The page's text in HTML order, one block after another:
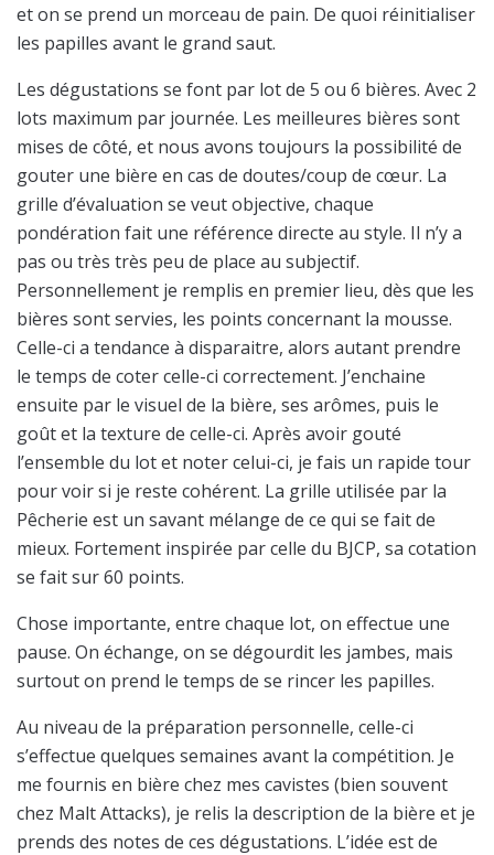
et on se prend un morceau de pain. De quoi réinitialiser
les papilles avant le grand saut.
Les dégustations se font par lot de 5 ou 6 bières. Avec 2
lots maximum par journée. Les meilleures bières sont
mises de côté, et nous avons toujours la possibilité de
gouter une bière en cas de doutes/coup de cœur. La
grille d’évaluation se veut objective, chaque
pondération fait une référence directe au style. Il n’y a
pas ou très très peu de place au subjectif.
Personnellement je remplis en premier lieu, dès que les
bières sont servies, les points concernant la mousse.
Celle-ci a tendance à disparaitre, alors autant prendre
le temps de coter celle-ci correctement. J’enchaine
ensuite par le visuel de la bière, ses arômes, puis le
goût et la texture de celle-ci. Après avoir gouté
l’ensemble du lot et noter celui-ci, je fais un rapide tour
pour voir si je reste cohérent. La grille utilisée par la
Pêcherie est un savant mélange de ce qui se fait de
mieux. Fortement inspirée par celle du BJCP, sa cotation
se fait sur 60 points.
Chose importante, entre chaque lot, on effectue une
pause. On échange, on se dégourdit les jambes, mais
surtout on prend le temps de se rincer les papilles.
Au niveau de la préparation personnelle, celle-ci
s’effectue quelques semaines avant la compétition. Je
me fournis en bière chez mes cavistes (bien souvent
chez Malt Attacks), je relis la description de la bière et je
prends des notes de ces dégustations. L’idée est de